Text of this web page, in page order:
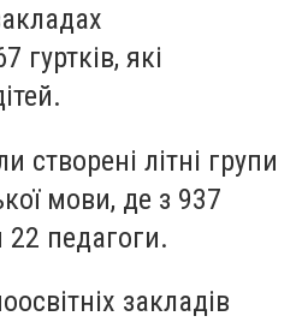
гуртків, які
створені літні групи
мови, де з 937
педагоги.
закладів